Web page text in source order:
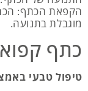
הקפאת הכתף:
מוגבלת בתנועה.
כתף
טיפול טבעי